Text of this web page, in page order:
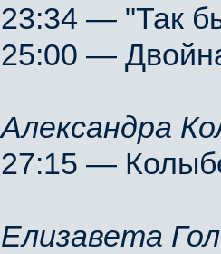
23:34 — "Так
25:00 —
Александра
27:15 —
Елизавета